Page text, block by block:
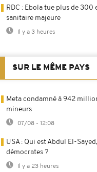
RDC : Ebola tue plus de
sanitaire majeure
Il y a 3 heures
SUR LE MÊME PAYS
Meta condamné à 942
mineurs
07/08 - 12:08
USA : Qui est Abdul El-
démocrates ?
Il y a 23 heures